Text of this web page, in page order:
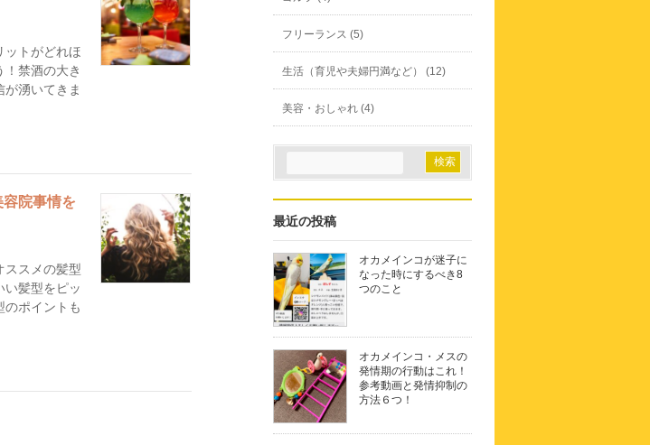
ットがどれほ
禁酒の大き
湧いてきま
院事情を
ススメの髪型
い髪型をピッ
のポイントも
フリーランス (5)
生活（育児や夫婦円満など） (12)
美容・おしゃれ (4)
最近の投稿
オカメインコが迷子に
なった時にするべき8
つのこと
オカメインコ・メスの
発情期の行動はこれ！
参考動画と発情抑制の
方法６つ！